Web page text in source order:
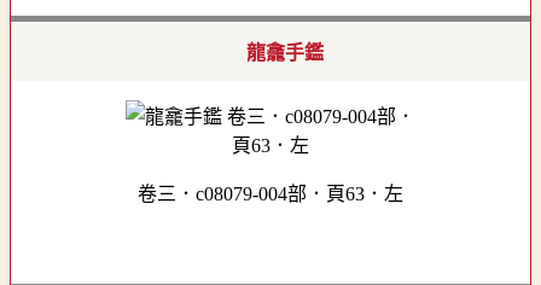
龍龕手鑑
卷三．c08079-004部．頁63．左